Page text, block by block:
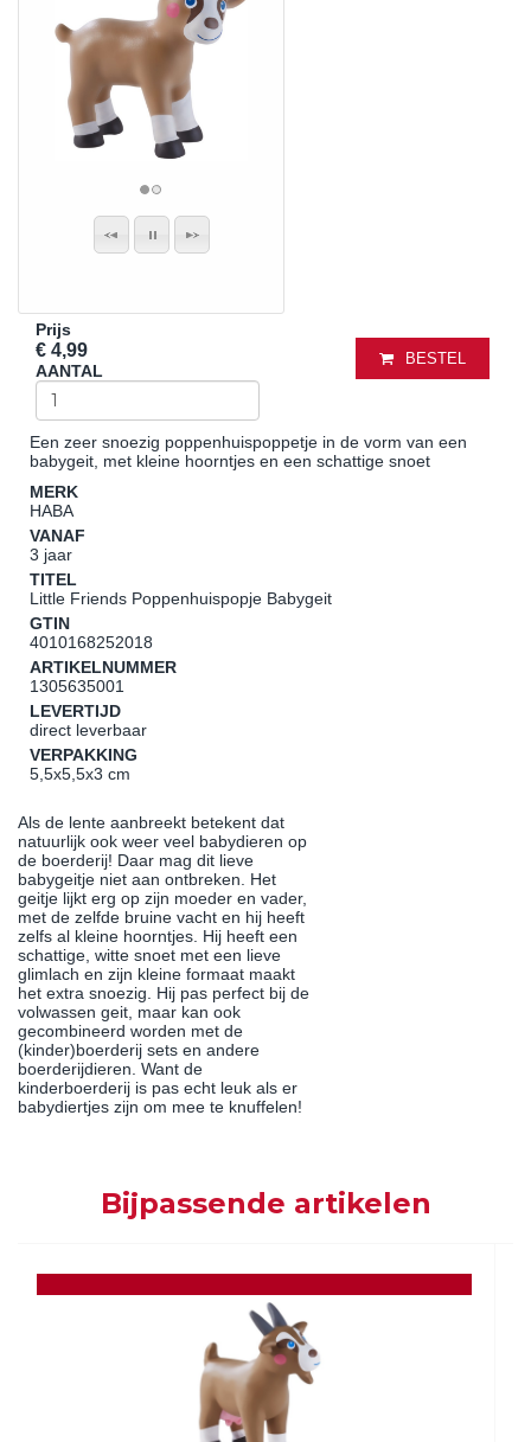
Prijs
€ 4,99
AANTAL
BESTEL
Een zeer snoezig poppenhuispoppetje in de vorm van een
babygeit, met kleine hoorntjes en een schattige snoet
MERK
HABA
VANAF
3 jaar
TITEL
Little Friends Poppenhuispopje Babygeit
GTIN
4010168252018
ARTIKELNUMMER
1305635001
LEVERTIJD
direct leverbaar
VERPAKKING
5,5x5,5x3 cm
Als de lente aanbreekt betekent dat
natuurlijk ook weer veel babydieren op
de boerderij! Daar mag dit lieve
babygeitje niet aan ontbreken. Het
geitje lijkt erg op zijn moeder en vader,
met de zelfde bruine vacht en hij heeft
zelfs al kleine hoorntjes. Hij heeft een
schattige, witte snoet met een lieve
glimlach en zijn kleine formaat maakt
het extra snoezig. Hij pas perfect bij de
volwassen geit, maar kan ook
gecombineerd worden met de
(kinder)boerderij sets en andere
boerderijdieren. Want de
kinderboerderij is pas echt leuk als er
babydiertjes zijn om mee te knuffelen!
Bijpassende artikelen